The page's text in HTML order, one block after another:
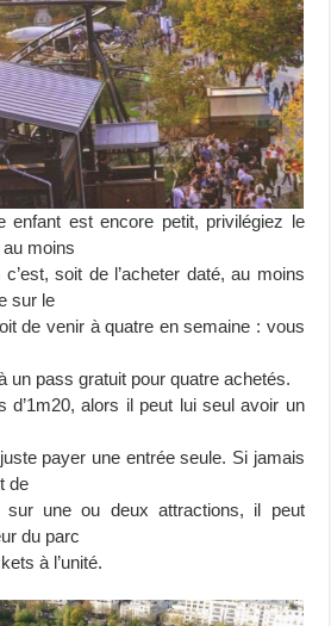
enfant est encore petit, privilégiez le
moins
soit de l’acheter daté, au moins
sur le
de venir à quatre en semaine : vous
un pass gratuit pour quatre achetés.
d’1m20, alors il peut lui seul avoir un
payer une entrée seule. Si jamais
de
sur une ou deux attractions, il peut
du parc
à l’unité.